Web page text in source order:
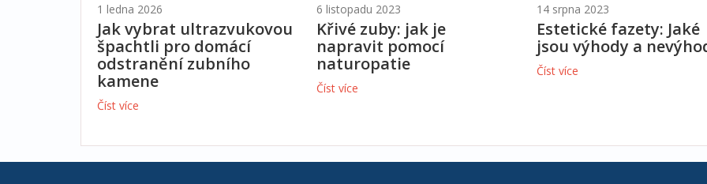
1 ledna 2026
Jak vybrat ultrazvukovou
špachtli pro domácí
odstranění zubního
kamene
Číst více
6 listopadu 2023
Křivé zuby: jak je
napravit pomocí
naturopatie
Číst více
14 srpna 2023
Estetické fazety: Jaké
jsou výhody a
Číst více